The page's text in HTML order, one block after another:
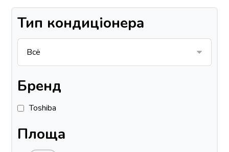
Тип кондиціонера
Бренд
Toshiba
Площа